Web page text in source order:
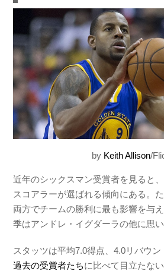
by Keith Allison/
近年のシックスマン受賞者を見ると
スコアラーが選ばれる傾向にある。
両方でチームの勝利に最も影響を与
季はアンドレ・イグダーラの他に思い
スタッツは平均7.0得点、4.0リバウン
過去の受賞者たちに比べて目立たな